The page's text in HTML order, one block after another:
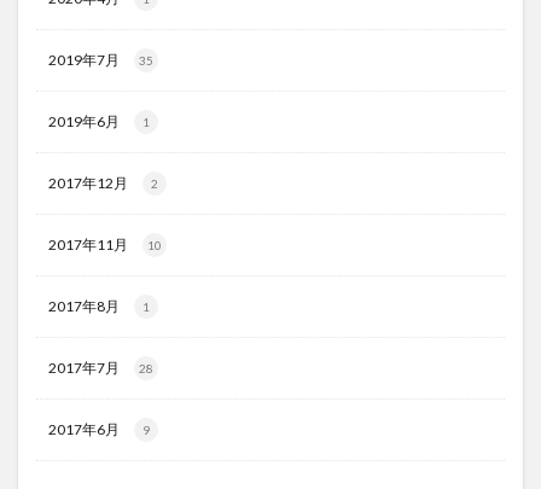
2019年7月 35
2019年6月 1
2017年12月 2
2017年11月 10
2017年8月 1
2017年7月 28
2017年6月 9